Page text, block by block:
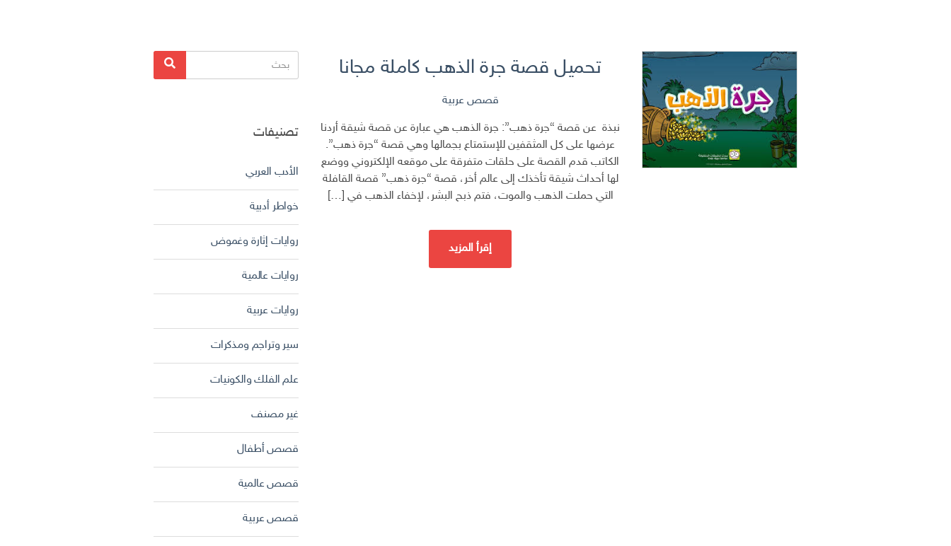
تحميل قصة جرة الذهب كاملة مجانا
قصص عربية
نبذة عن قصة “جرة ذهب”: جرة الذهب هي عبارة عن قصة شيقة أردنا
عرضها على كل المثقفين للإستمتاع بجمالها وهي قصة “جرة ذهب”.
الكاتب قدم القصة على حلقات متفرقة على موقعه الإلكتروني ووضع
لها أحداث شيقة تأخذك إلى عالم أخر، قصة “جرة ذهب” قصة القافلة
التي حملت الذهب والموت، فتم ذبح البشر، لإخفاء الذهب في […]
إقرأ المزيد
البحث
عن:
بحث
تصنيفات
الأدب العربي
خواطر أدبية
روايات إثارة وغموض
روايات عالمية
روايات عربية
سير وتراجم ومذكرات
علم الفلك والكونيات
غير مصنف
قصص أطفال
قصص عالمية
قصص عربية